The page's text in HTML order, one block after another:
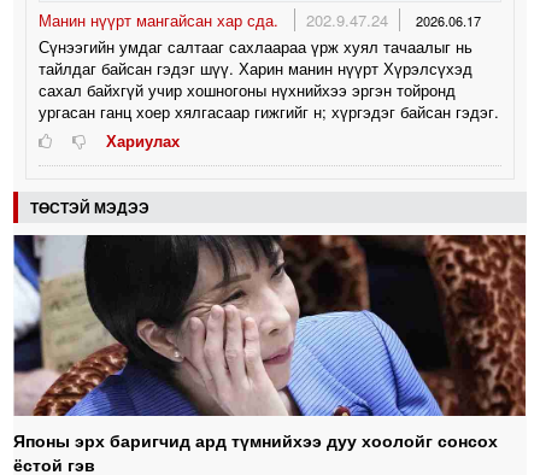
Манин нүүрт мангайсан хар сда. 202.9.47.24 2026.06.17
Сүнээгийн умдаг салтааг сахлаараа үрж хуял тачаалыг нь
тайлдаг байсан гэдэг шүү. Харин манин нүүрт Хүрэлсүхэд
сахал байхгүй учир хошногоны нүхнийхээ эргэн тойронд
ургасан ганц хоер хялгасаар гижгийг н; хүргэдэг байсан гэдэг.
Хариулах
ТӨСТЭЙ МЭДЭЭ
Японы эрх баригчид ард түмнийхээ дуу хоолойг сонсох
ёстой гэв